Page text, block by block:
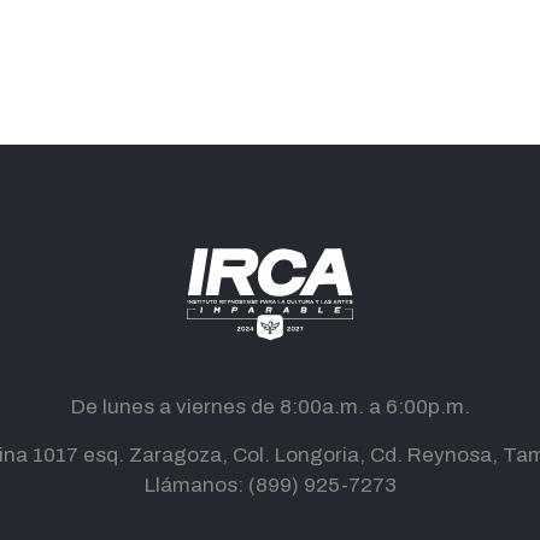
De lunes a viernes de 8:00a.m. a 6:00p.m.
1017 esq. Zaragoza, Col. Longoria, Cd. Reynosa,
Llámanos: (899) 925-7273